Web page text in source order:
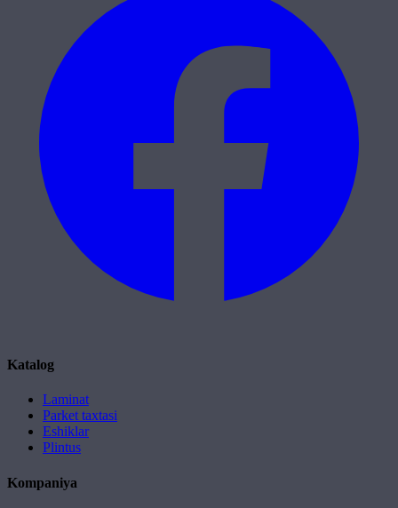
Katalog
Laminat
Parket taxtasi
Eshiklar
Plintus
Kompaniya